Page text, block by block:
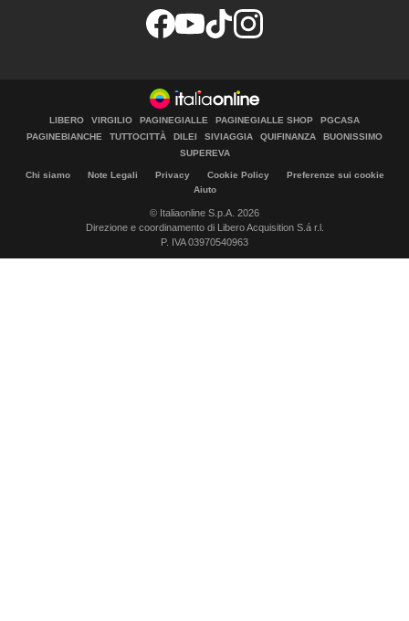
LIBERO VIRGILIO PAGINEGIALLE PAGINEGIALLE SHOP
PGCASA
PAGINEBIANCHE
TUTTOCITTÀ DILEI SIVIAGGIA QUIFINANZA
BUONISSIMO
SUPEREVA
Chi siamo Note Legali Privacy Cookie Policy
Preferenze sui cookie
Aiuto
© Italiaonline S.p.A. 2026
Direzione e coordinamento di Libero Acquisition S.á r.l.
P. IVA 03970540963